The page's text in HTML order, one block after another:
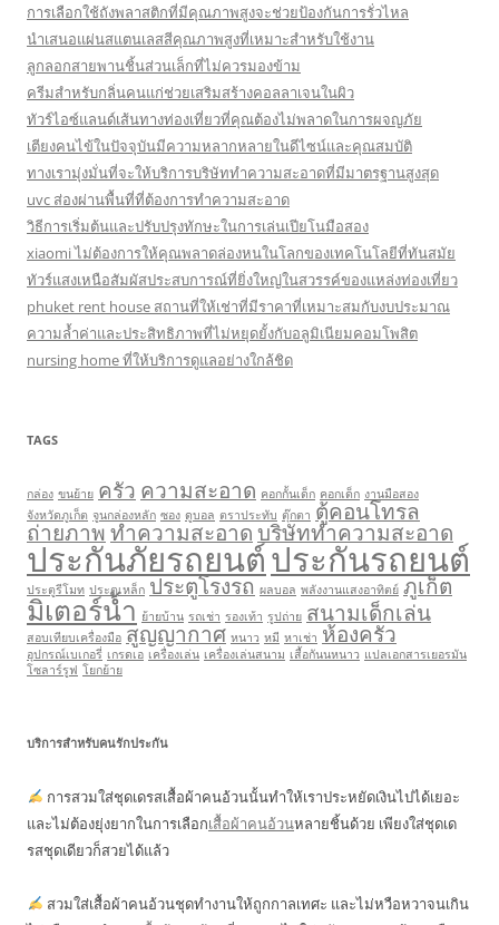
การเลือกใช้ถังพลาสติกที่มีคุณภาพสูงจะช่วยป้องกันการรั่วไหล
นำเสนอแผ่นสแตนเลสสีคุณภาพสูงที่เหมาะสำหรับใช้งาน
ลูกลอกสายพานชิ้นส่วนเล็กที่ไม่ควรมองข้าม
ครีมสำหรับกลิ่นคนแก่ช่วยเสริมสร้างคอลลาเจนในผิว
ทัวร์ไอซ์แลนด์เส้นทางท่องเที่ยวที่คุณต้องไม่พลาดในการผจญภัย
เตียงคนไข้ในปัจจุบันมีความหลากหลายในดีไซน์และคุณสมบัติ
ทางเรามุ่งมั่นที่จะให้บริการบริษัททำความสะอาดที่มีมาตรฐานสูงสุด
uvc ส่องผ่านพื้นที่ที่ต้องการทำความสะอาด
วิธีการเริ่มต้นและปรับปรุงทักษะในการเล่นเปียโนมือสอง
xiaomi ไม่ต้องการให้คุณพลาดล่องหนในโลกของเทคโนโลยีที่ทันสมัย
ทัวร์แสงเหนือสัมผัสประสบการณ์ที่ยิ่งใหญ่ในสวรรค์ของแหล่งท่องเที่ยว
phuket rent house สถานที่ให้เช่าที่มีราคาที่เหมาะสมกับงบประมาณ
ความล้ำค่าและประสิทธิภาพที่ไม่หยุดยั้งกับอลูมิเนียมคอมโพสิต
nursing home ที่ให้บริการดูแลอย่างใกล้ชิด
TAGS
กล่อง ขนย้าย ครัว ความสะอาด คอกกั้นเด็ก คอกเด็ก งานมือสอง
จังหวัดภูเก็ต จูนกล่องหลัก ซอง ดูบอล ตราประทับ ตุ๊กตา ตู้คอนโทรล
ถ่ายภาพทำความสะอาดบริษัททำความสะอาด
ประกันภัยรถยนต์ประกันรถยนต์
ประตูรีโมท ประตูเหล็ก ประตูโรงรถ ผลบอล พลังงานแสงอาทิตย์ ภูเก็ต
มิเตอร์น้ำ ย้ายบ้าน รถเช่า รองเท้า รูปถ่าย สนามเด็กเล่น
สอบเทียบเครื่องมือ สูญญากาศ หนาว หมี หาเช่า ห้องครัว
อุปกรณ์เบเกอรี่ เกรดเอ เครื่องเล่น เครื่องเล่นสนาม เสื้อกันนหนาว แปลเอกสารเยอรมัน
โซลาร์รูฟ โยกย้าย
บริการสำหรับคนรักประกัน
การสวมใส่ชุดเดรสเสื้อผ้าคนอ้วนนั้นทำให้เราประหยัดเงินไปได้เยอะ
และไม่ต้องยุ่งยากในการเลือกเสื้อผ้าคนอ้วนหลายชิ้นด้วย เพียงใส่ชุดเด
รสชุดเดียวก็สวยได้แล้ว
สวมใส่เสื้อผ้าคนอ้วนชุดทำงานให้ถูกกาลเทศะ และไม่หวือหวาจนเกิน